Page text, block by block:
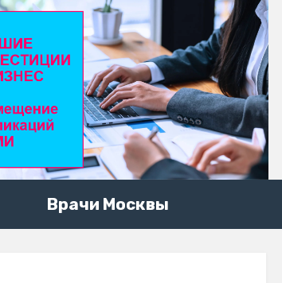
Врачи Москвы